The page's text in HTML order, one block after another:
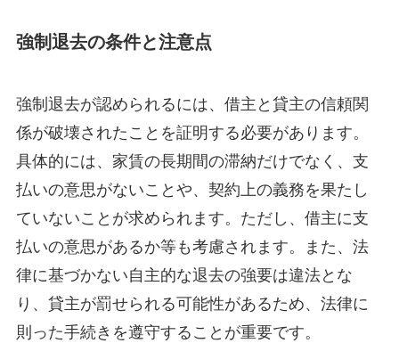
強制退去の条件と注意点
強制退去が認められるには、借主と貸主の信頼関
係が破壊されたことを証明する必要があります。
具体的には、家賃の長期間の滞納だけでなく、支
払いの意思がないことや、契約上の義務を果たし
ていないことが求められます。ただし、借主に支
払いの意思があるか等も考慮されます。また、法
律に基づかない自主的な退去の強要は違法とな
り、貸主が罰せられる可能性があるため、法律に
則った手続きを遵守することが重要です。